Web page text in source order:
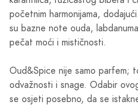
početnim harmonijama,
su bazne note ouda,
pečat moći i mističnosti.
Oud&Spice nije samo parfem;
odvažnosti i snage. Odabir
se osjeti posebno, da se